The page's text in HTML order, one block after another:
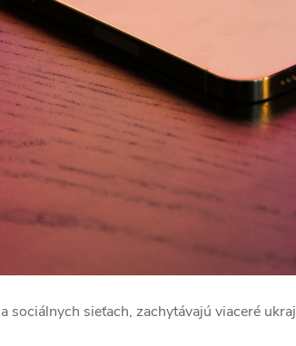
sociálnych sieťach, zachytávajú viaceré